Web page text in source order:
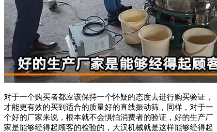
对于一个购买者都应该保持一个怀疑的态度去进行购买验证，
才能更有效的买到适合的质量好的直线振动筛，同样，对于一
个好的厂家来说，根本就不会惧怕消费者的验证，好的生产厂
家是能够经得起顾客的检验的，大汉机械就是这样能够经得起